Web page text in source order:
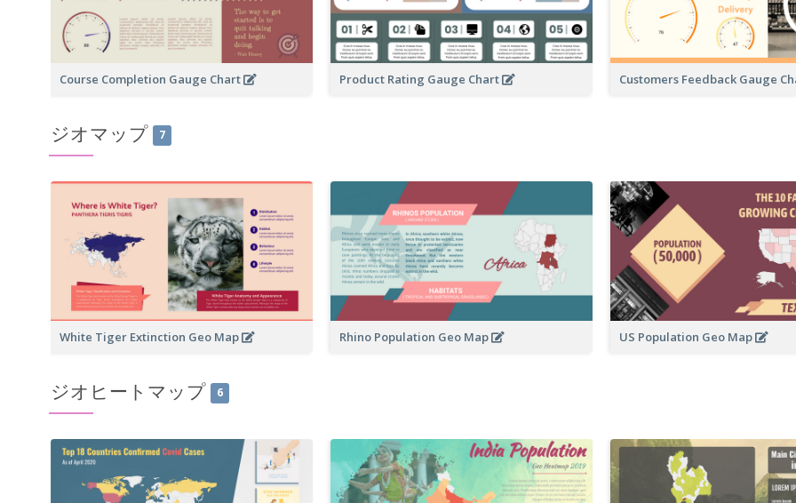
Course Completion Gauge Chart Product Rating Gauge Chart Customers Feedback Gauge
ジオマップ 7
White Tiger Extinction Geo Map Rhino Population Geo Map US Population Geo Map
ジオヒートマップ 6